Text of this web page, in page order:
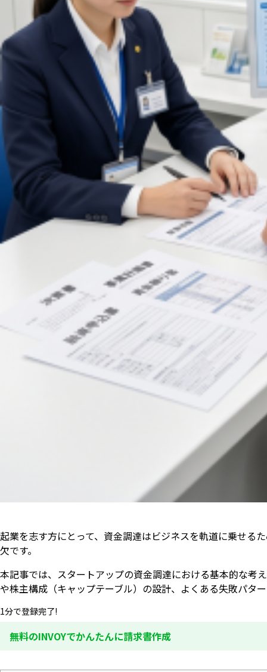
起業を志す方にとって、資金調達はビジネスを軌道に乗せる
欠です。
本記事では、スタートアップの資金調達における基本的な考
や株主構成（キャップテーブル）の設計、よくある失敗パタ
1分で登録完了!
無料のINVOYでかんたんに請求書作成